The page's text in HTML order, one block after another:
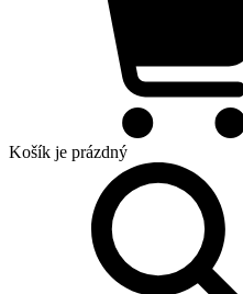
Košík je prázdný